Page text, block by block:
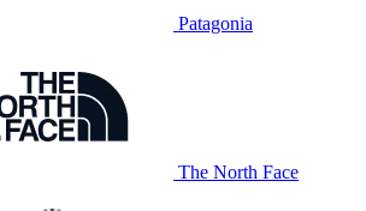
Patagonia
The North Face